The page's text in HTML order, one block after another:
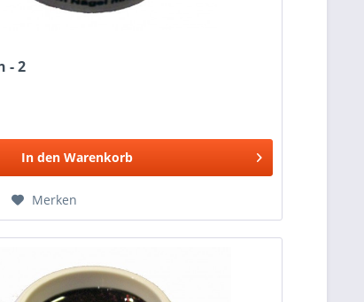
- 2
In den Warenkorb
Merken